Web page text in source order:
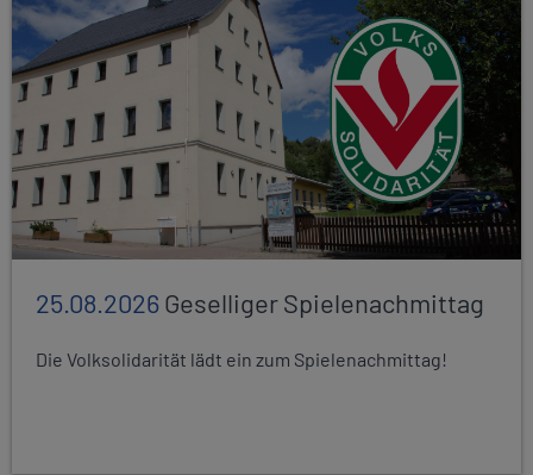
25.08.2026Geselliger Spielenachmittag
Die Volksolidarität lädt ein zum Spielenachmittag!